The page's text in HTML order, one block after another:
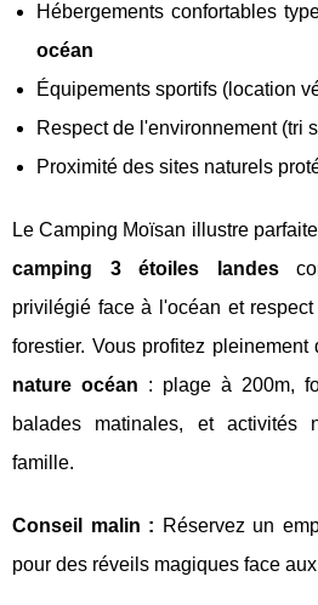
Hébergements confortables
océan
Équipements sportifs (location
Respect de l'environnement (tri
Proximité des sites naturels
Le Camping Moïsan illustre
camping 3 étoiles landes
privilégié face à l'océan et
forestier. Vous profitez pleinement
nature océan : plage à 200m,
balades matinales, et activités
famille.
Conseil malin : Réservez un
pour des réveils magiques face